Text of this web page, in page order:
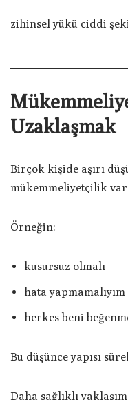
zihinsel yükü ciddi
Uzaklaşmak
Birçok kişide aşırı
mükemmeliyetçilik
Örneğin:
kusursuz olmalı
hata yapmamalıyım
herkes beni
Bu düşünce yapısı
Daha sağlıklı